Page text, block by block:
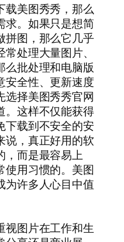
载美图秀秀，那么
求。如果只是想简
拼图，那么它几乎
处理大量图片、
么批处理和电脑版
安全性、更新速度
选择美图秀秀官网
。这样不仅能获得
下载到不安全的安
说，真正好用的软
，而是最容易上
使用习惯的。美图
为许多人心目中值
视图片在工作和生